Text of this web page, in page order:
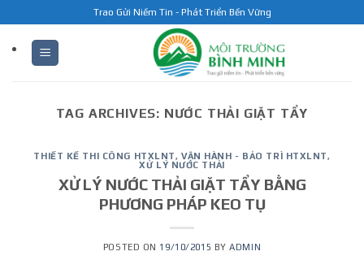
to
content
Trao Gửi Niềm Tin - Phát Triển Bền Vững
TAG ARCHIVES: NƯỚC THẢI GIẶT TẨY
THIẾT KẾ THI CÔNG HTXLNT, VẬN HÀNH - BẢO TRÌ HTXLNT,
XỬ LÝ NƯỚC THẢI
XỬ LÝ NƯỚC THẢI GIẶT TẨY BẰNG
PHƯƠNG PHÁP KEO TỤ
POSTED ON 19/10/2015 BYADMIN